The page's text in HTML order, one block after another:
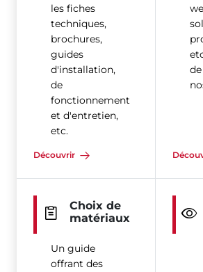
les fiches
techniques,
brochures,
guides
d'installation,
de
fonctionnement
et d'entretien,
etc.
Découvrir
Choix de
matériaux
Un guide
offrant des